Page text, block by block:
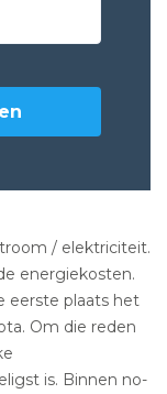
/ elektriciteit.
energiekosten.
eerste plaats het
Om die reden
is. Binnen no-